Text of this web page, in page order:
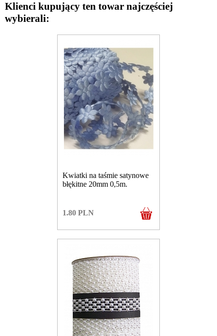
Klienci kupujący ten towar najczęściej
wybierali:
Kwiatki na taśmie satynowe
błękitne 20mm 0,5m.
1.80 PLN